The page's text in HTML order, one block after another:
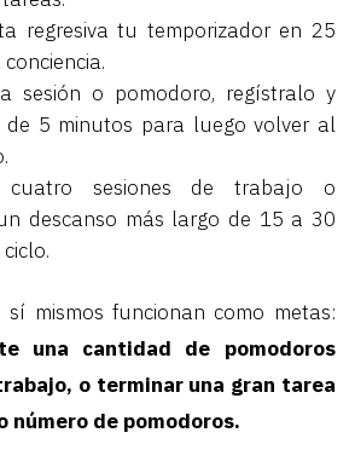
regresiva tu temporizador en 25
sesión o pomodoro, regístralo y
de 5 minutos para luego volver al
cuatro sesiones de trabajo o
descanso más largo de 15 a 30
mismos funcionan como metas:
una cantidad de pomodoros
o terminar una gran tarea
número de pomodoros.